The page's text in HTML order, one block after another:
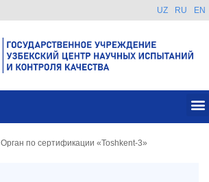
UZ RU EN
Орган по сертификации «Toshkent-3»